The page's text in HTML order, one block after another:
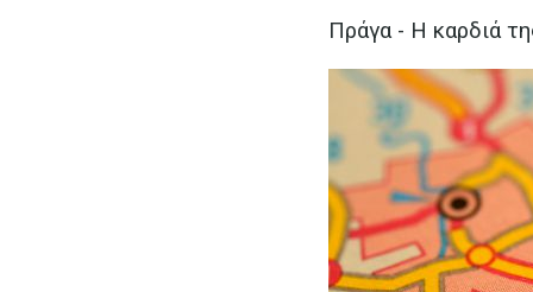
Πράγα - Η καρδιά